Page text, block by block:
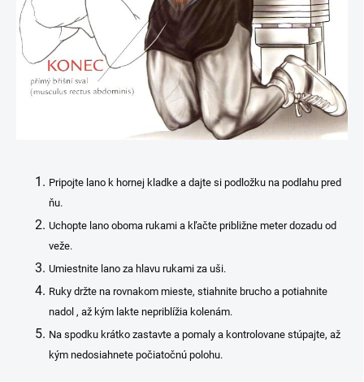
Pripojte lano k hornej kladke a dajte si podložku na podlahu pred
ňu.
Uchopte lano oboma rukami a kľačte približne meter dozadu od
veže.
Umiestnite lano za hlavu rukami za uši.
Ruky držte na rovnakom mieste, stiahnite brucho a potiahnite
nadol , až kým lakte nepriblížia kolenám.
Na spodku krátko zastavte a pomaly a kontrolovane stúpajte, až
kým nedosiahnete počiatočnú polohu.